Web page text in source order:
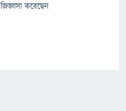
জিজ্ঞাসাকরেছেন